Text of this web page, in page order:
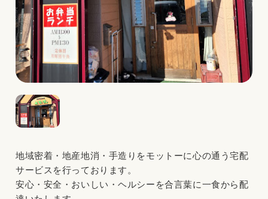
地域密着・地産地消・手造りをモットーに心の通う宅配
サービスを行っております。
安心・安全・おいしい・ヘルシーを合言葉に一食から配